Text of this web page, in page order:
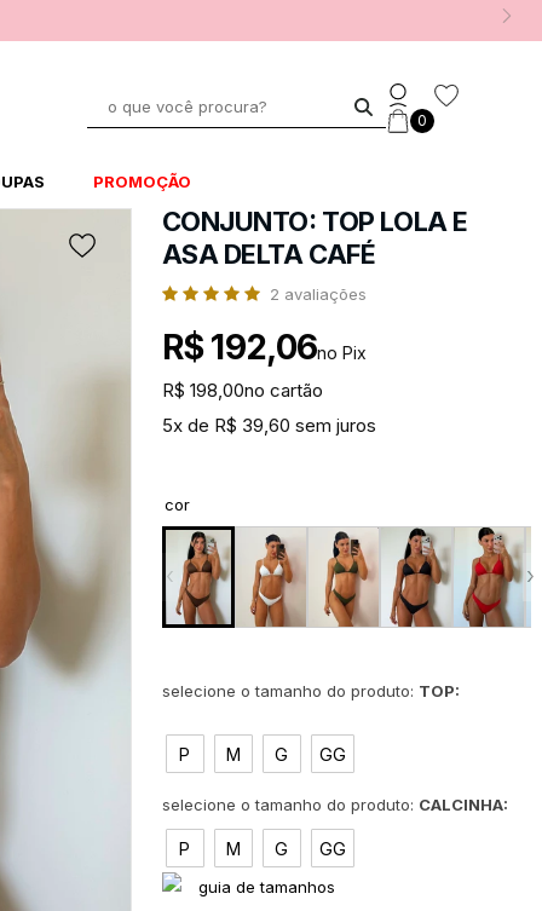
0
PROMOÇÃO
CONJUNTO: TOP LOLA E
ASA DELTA CAFÉ
2 avaliações
R$ 192,06no Pix
R$ 198,00no cartão
5x de R$ 39,60 sem juros
cor
‹ ›
TOP:
P M G GG
CALCINHA:
P M G GG